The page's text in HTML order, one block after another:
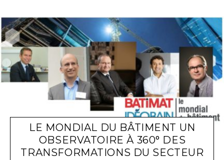
LE MONDIAL DU BÂTIMENT UN
OBSERVATOIRE À 360° DES
TRANSFORMATIONS DU SECTEUR